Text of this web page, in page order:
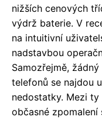
nižších cenových
výdrž baterie. V
na intuitivní
nadstavbou
Samozřejmě,
telefonů se najdou
nedostatky. Mezi
občasné zpomalení